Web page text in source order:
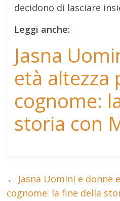
decidono di lasciare
Leggi anche:
Jasna
età altezza
cognome:
storia con
← Jasna Uomini e donne
cognome: la fine della